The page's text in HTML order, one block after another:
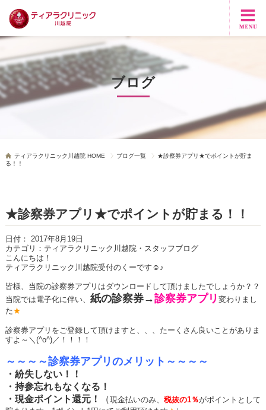
ブログ
ティアラクリニック川越院 HOME ブログ一覧
★診察券アプリ★でポイントが貯ま
る！！
★診察券アプリ★でポイントが貯まる！！
日付： 2017年8月19日
カテゴリ： ティアラクリニック川越院・スタッフブログ
こんにちは！
ティアラクリニック川越院受付のくーです☺♪
皆様、当院の診察券アプリはダウンロードして頂けましたでしょうか？？
当院では電子化に伴い、 紙の診察券→診察券アプリ 変わりまし
た★
診察券アプリをご登録して頂けますと、、、たーくさん良いことがありま
すよ～＼(^o^)／！！！！
～～～～診察券アプリのメリット～～～～
・紛失しない！！
・持参忘れもなくなる！
・現金ポイント還元！
（現金払いのみ、 税抜の1％がポイントとして